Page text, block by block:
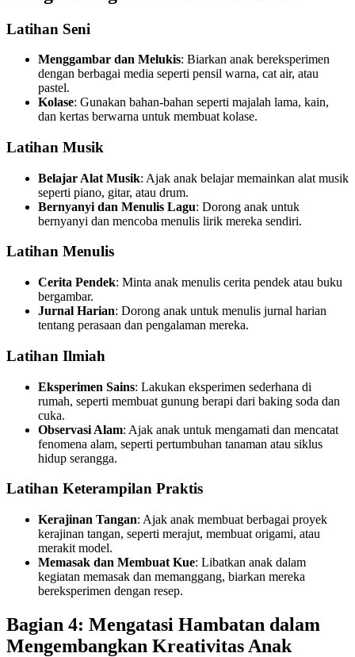
Latihan Seni
Menggambar dan Melukis: Biarkan anak bereksperimen
dengan berbagai media seperti pensil warna, cat air, atau
pastel.
Kolase: Gunakan bahan-bahan seperti majalah lama, kain,
dan kertas berwarna untuk membuat kolase.
Latihan Musik
Belajar Alat Musik: Ajak anak belajar memainkan alat musik
seperti piano, gitar, atau drum.
Bernyanyi dan Menulis Lagu: Dorong anak untuk
bernyanyi dan mencoba menulis lirik mereka sendiri.
Latihan Menulis
Cerita Pendek: Minta anak menulis cerita pendek atau buku
bergambar.
Jurnal Harian: Dorong anak untuk menulis jurnal harian
tentang perasaan dan pengalaman mereka.
Latihan Ilmiah
Eksperimen Sains: Lakukan eksperimen sederhana di
rumah, seperti membuat gunung berapi dari baking soda dan
cuka.
Observasi Alam: Ajak anak untuk mengamati dan mencatat
fenomena alam, seperti pertumbuhan tanaman atau siklus
hidup serangga.
Latihan Keterampilan Praktis
Kerajinan Tangan: Ajak anak membuat berbagai proyek
kerajinan tangan, seperti merajut, membuat origami, atau
merakit model.
Memasak dan Membuat Kue: Libatkan anak dalam
kegiatan memasak dan memanggang, biarkan mereka
bereksperimen dengan resep.
Bagian 4: Mengatasi Hambatan dalam
Mengembangkan Kreativitas Anak